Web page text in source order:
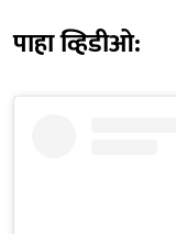
पाहा व्हिडीओ: